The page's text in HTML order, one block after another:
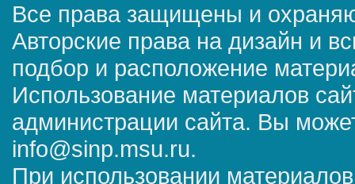
Все права защищены и
Авторские права на дизайн и
подбор и расположение
Использование материалов
администрации сайта. Вы
info@sinp.msu.ru.
При использовании